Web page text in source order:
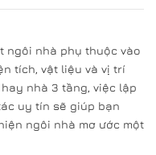
ngôi nhà phụ thuộc vào
tích, vật liệu và vị trí
nhà 3 tầng, việc lập
uy tín sẽ giúp bạn
ngôi nhà mơ ước một